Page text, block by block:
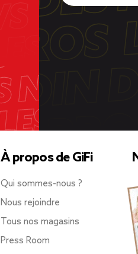
À propos de GiFi
Qui sommes-nous ?
Nous rejoindre
Tous nos magasins
Press Room